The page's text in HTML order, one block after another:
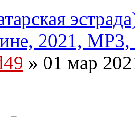
2021,
» 01 мар